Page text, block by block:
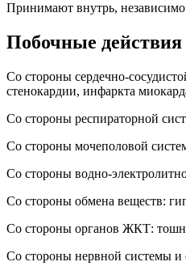
Принимают внутрь,
Побочные действия
Со стороны сердечно-
стенокардии, инфаркта
Со стороны респираторной
Со стороны мочеполовой
Со стороны водно-
Со стороны обмена веществ:
Со стороны органов ЖКТ:
Со стороны нервной системы и